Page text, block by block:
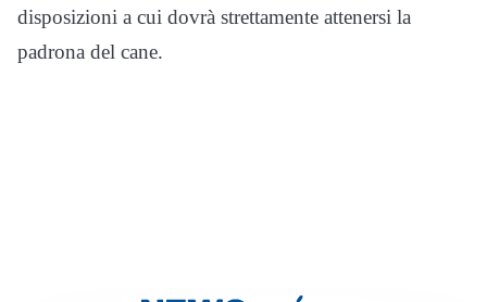
disposizioni a cui dovrà strettamente attenersi la
padrona del cane.